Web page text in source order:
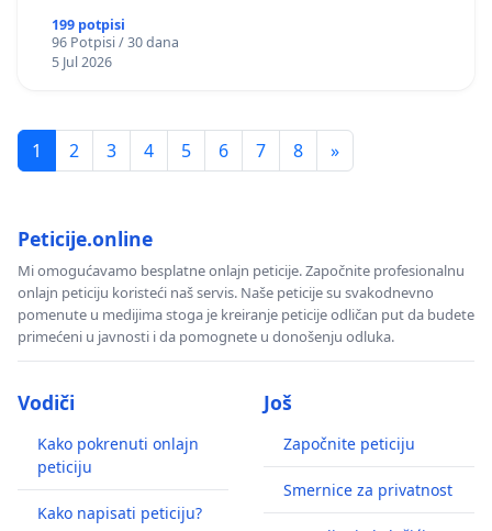
199 potpisi
96 Potpisi / 30 dana
5 Jul 2026
1 2 3 4 5 6 7 8 »
Peticije.online
Mi omogućavamo besplatne onlajn peticije. Započnite profesionalnu
onlajn peticiju koristeći naš servis. Naše peticije su svakodnevno
pomenute u medijima stoga je kreiranje peticije odličan put da budete
primećeni u javnosti i da pomognete u donošenju odluka.
Vodiči
Kako pokrenuti onlajn
peticiju
Kako napisati peticiju?
Još
Započnite peticiju
Smernice za privatnost